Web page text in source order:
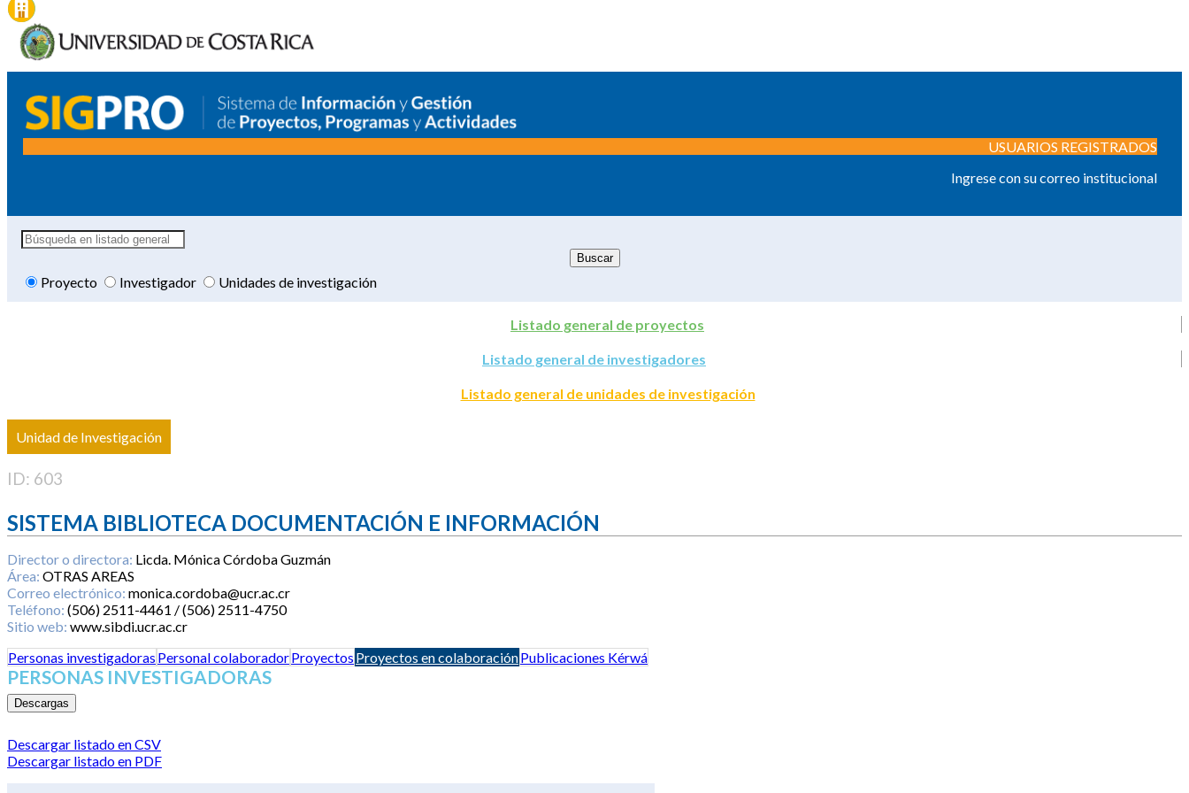
USUARIOS REGISTRADOS
Ingrese con su correo institucional
Proyecto Investigador Unidades de investigación
Listado general de proyectos
Listado general de investigadores
Listado general de unidades de investigación
Unidad de Investigación
ID: 603
SISTEMA BIBLIOTECA DOCUMENTACIÓN E INFORMACIÓN
Director o directora: Licda. Mónica Córdoba Guzmán
Área: OTRAS AREAS
Correo electrónico: monica.cordoba@ucr.ac.cr
Teléfono: (506) 2511-4461 / (506) 2511-4750
Sitio web: www.sibdi.ucr.ac.cr
Personas investigadoras Personal colaboradorProyectos Proyectos en colaboraciónPublicaciones Kérwá
PERSONAS INVESTIGADORAS
Descargas
Descargar listado en CSV
Descargar listado en PDF